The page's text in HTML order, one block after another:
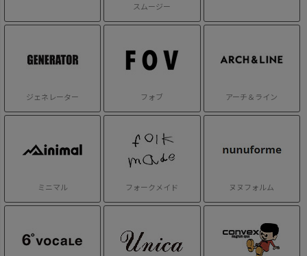
スムージー
ジェネレーター フォブ アーチ＆ライン
ミニマル フォークメイド ヌヌフォルム